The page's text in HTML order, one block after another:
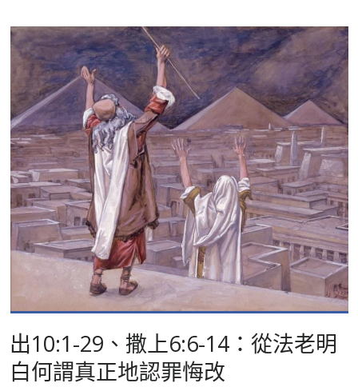
出10:1-29、撒上6:6-14：從法老明
白何謂真正地認罪悔改